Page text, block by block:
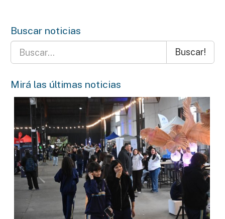
Buscar noticias
Buscar!
Mirá las últimas noticias